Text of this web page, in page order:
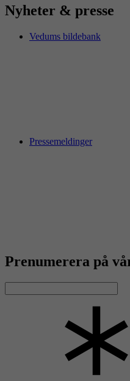
Nyheter & presse
Vedums bildebank
Pressemeldinger
Prenumerera på